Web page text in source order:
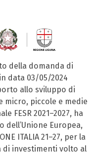
della domanda di
data 03/05/2024
allo sviluppo di
micro, piccole e medie
FESR 2021–2027, ha
Europea,
ITALIA 21–27, per la
di investimenti volto al